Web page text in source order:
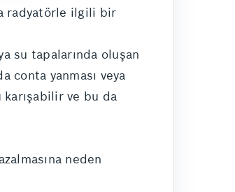
radyatörle ilgili bir
su tapalarında oluşan
conta yanması veya
ve bu da
neden